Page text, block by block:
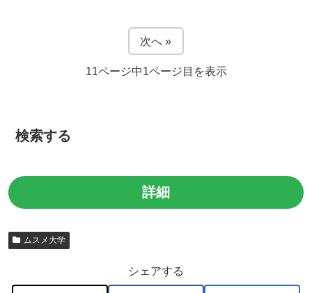
次へ »
11ページ中1ページ目を表示
検索する
ムスメ大学
シェアする